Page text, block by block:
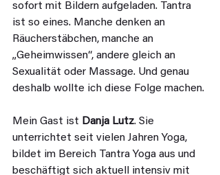
sofort mit Bildern aufgeladen. Tantra
ist so eines. Manche denken an
Räucherstäbchen, manche an
„Geheimwissen“, andere gleich an
Sexualität oder Massage. Und genau
deshalb wollte ich diese Folge machen.
Mein Gast ist Danja Lutz. Sie
unterrichtet seit vielen Jahren Yoga,
bildet im Bereich Tantra Yoga aus und
beschäftigt sich aktuell intensiv mit